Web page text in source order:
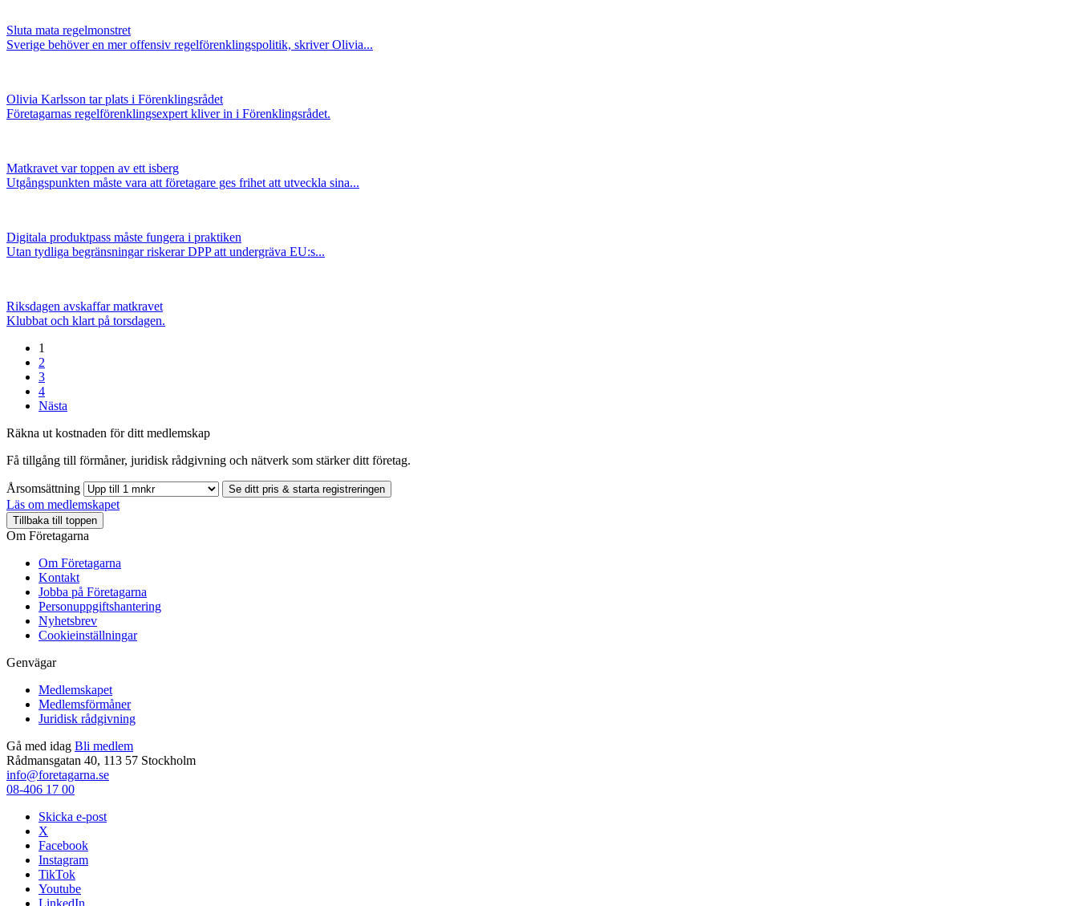
Sluta mata regelmonstret
Sverige behöver en mer offensiv regelförenklingspolitik, skriver Olivia...
Olivia Karlsson tar plats i Förenklingsrådet
Företagarnas regelförenklingsexpert kliver in i Förenklingsrådet.
Matkravet var toppen av ett isberg
Utgångspunkten måste vara att företagare ges frihet att utveckla sina...
Digitala produktpass måste fungera i praktiken
Utan tydliga begränsningar riskerar DPP att undergräva EU:s...
Riksdagen avskaffar matkravet
Klubbat och klart på torsdagen.
1
2
3
4
Nästa
Räkna ut kostnaden för ditt medlemskap
Få tillgång till förmåner, juridisk rådgivning och nätverk som stärker ditt företag.
Årsomsättning Se ditt pris & starta registreringen
Läs om medlemskapet
Tillbaka till toppen
Om Företagarna
Om Företagarna
Kontakt
Jobba på Företagarna
Personuppgiftshantering
Nyhetsbrev
Cookieinställningar
Genvägar
Medlemskapet
Medlemsförmåner
Juridisk rådgivning
Gå med idag Bli medlem
Rådmansgatan 40, 113 57 Stockholm
info@foretagarna.se
08-406 17 00
Skicka e-post
X
Facebook
Instagram
TikTok
Youtube
LinkedIn